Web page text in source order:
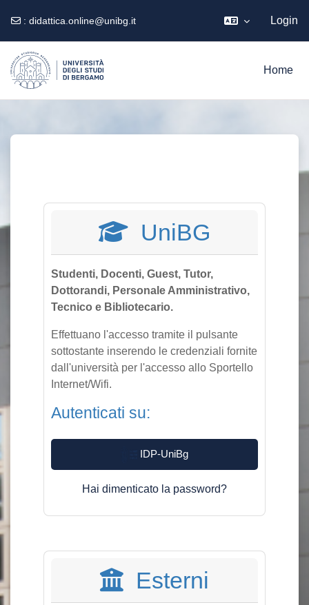
: didattica.online@unibg.it Login
Home
UniBG
Studenti, Docenti, Guest, Tutor,
Dottorandi, Personale Amministrativo,
Tecnico e Bibliotecario.
Effettuano l'accesso tramite il pulsante
sottostante inserendo le credenziali fornite
dall'università per l'accesso allo Sportello
Internet/Wifi.
Autenticati su:
IDP-UniBg
Hai dimenticato la password?
Esterni